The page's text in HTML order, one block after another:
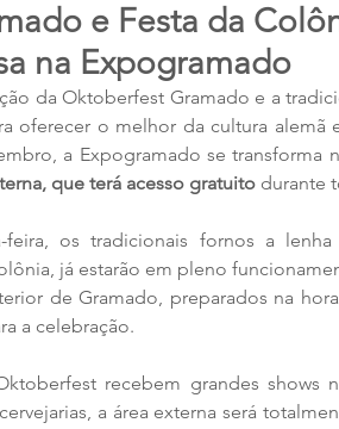
e Festa da
na Expogramado
da Oktoberfest Gramado e a
oferecer o melhor da cultura
a Expogramado se transforma
que terá acesso gratuito durante
os tradicionais fornos a
já estarão em pleno
de Gramado, preparados na
a celebração.
recebem grandes shows
a área externa será